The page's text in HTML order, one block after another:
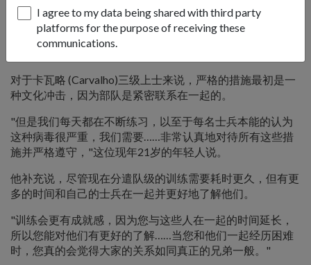
I agree to my data being shared with third party
platforms for the purpose of receiving these
communications.
分遣队司令卡瓦略 (Carvalho)三级上士说，他和士兵们已经习
对于卡瓦略 (Carvalho)三级上士来说，严格的措施最初是一
种文化冲击，因为部队是紧密联系在一起的。
"但是我们每天都在不断练习，以至于每名士兵本能的认为
这种病毒很严重，我们需要……非常认真地对待所有这些措
施并严格遵守，"这位现年21岁的年轻人说。
他补充说，尽管现在分遣队级的训练需要耗时更久，但有更
多的时间和自己的士兵在一起并更好地了解他们。
"训练会更有成就感，因为您与这些人在一起的时间延长，
所以您能对他们有更好的了解……当您和他们一起经历困难
时，您真的会觉得大家的关系如同真正的兄弟一般。"